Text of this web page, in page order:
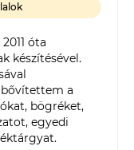
óta
készítésével.
a
bögréket,
egyedi